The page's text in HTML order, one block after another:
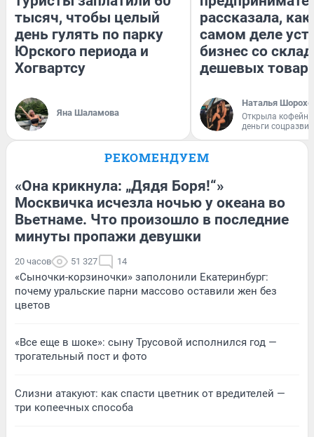
тысяч, чтобы целый
день гулять по парку
Юрского периода и
Хогвартсу
Яна Шаламова
рассказала, как
самом деле
бизнес со
дешевых
Наталья
Открыла
деньги
РЕКОМЕНДУЕМ
«Она крикнула: „Дядя Боря!“»
Москвичка исчезла ночью у океана во
Вьетнаме. Что произошло в последние
минуты пропажи девушки
20 часов 51 327 14
«Сыночки-корзиночки» заполонили Екатеринбург:
почему уральские парни массово оставили жен без
цветов
«Все еще в шоке»: сыну Трусовой исполнился год —
трогательный пост и фото
Слизни атакуют: как спасти цветник от вредителей —
три копеечных способа